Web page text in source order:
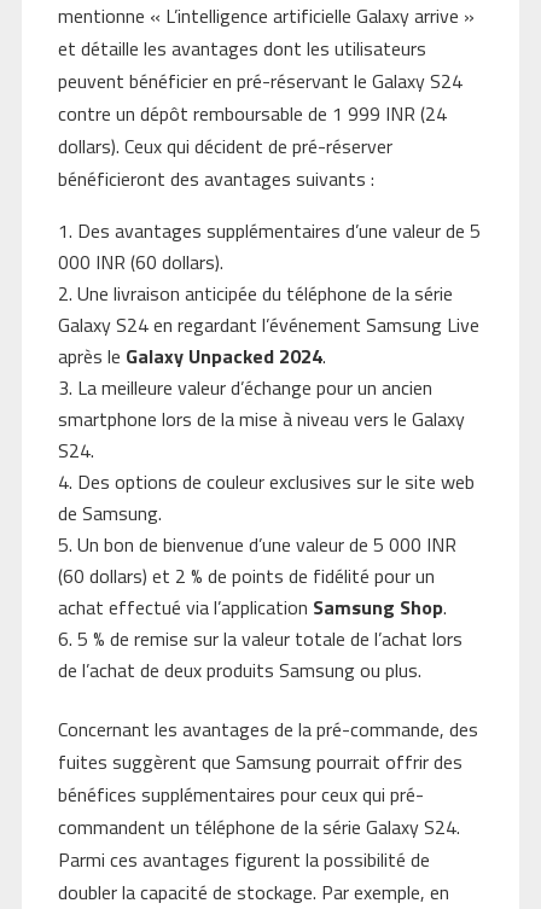
mentionne « L’intelligence artificielle Galaxy arrive »
et détaille les avantages dont les utilisateurs
peuvent bénéficier en pré-réservant le Galaxy S24
contre un dépôt remboursable de 1 999 INR (24
dollars). Ceux qui décident de pré-réserver
bénéficieront des avantages suivants :
Des avantages supplémentaires d’une valeur de 5
000 INR (60 dollars).
Une livraison anticipée du téléphone de la série
Galaxy S24 en regardant l’événement Samsung Live
après le Galaxy Unpacked 2024.
La meilleure valeur d’échange pour un ancien
smartphone lors de la mise à niveau vers le Galaxy
S24.
Des options de couleur exclusives sur le site web
de Samsung.
Un bon de bienvenue d’une valeur de 5 000 INR
(60 dollars) et 2 % de points de fidélité pour un
achat effectué via l’application Samsung Shop.
5 % de remise sur la valeur totale de l’achat lors
de l’achat de deux produits Samsung ou plus.
Concernant les avantages de la pré-commande, des
fuites suggèrent que Samsung pourrait offrir des
bénéfices supplémentaires pour ceux qui pré-
commandent un téléphone de la série Galaxy S24.
Parmi ces avantages figurent la possibilité de
doubler la capacité de stockage. Par exemple, en